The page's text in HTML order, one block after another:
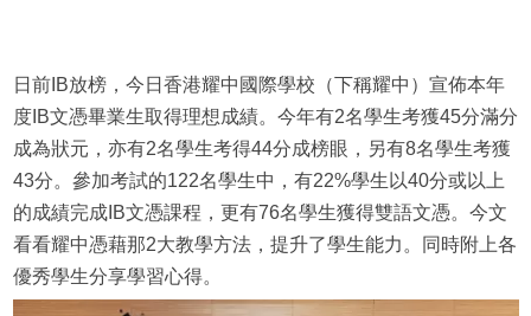
日前IB放榜，今日香港耀中國際學校（下稱耀中）宣佈本年
度IB文憑畢業生取得理想成績。今年有2名學生考獲45分滿分
成為狀元，亦有2名學生考得44分成榜眼，另有8名學生考獲
43分。參加考試的122名學生中，有22%學生以40分或以上
的成績完成IB文憑課程，更有76名學生獲得雙語文憑。今文
看看耀中憑藉那2大教學方法，提升了學生能力。同時附上各
優秀學生分享學習心得。